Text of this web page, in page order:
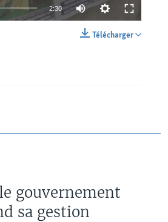
2:30
Télécharger
gouvernement
sa gestion